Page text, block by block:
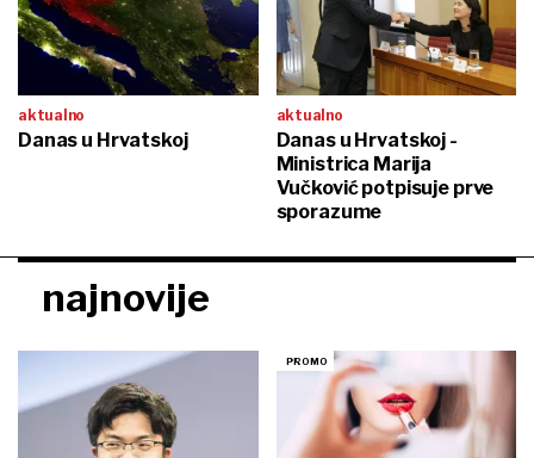
aktualno
Danas u Hrvatskoj
aktualno
Danas u Hrvatskoj -
Ministrica Marija
Vučković potpisuje prve
sporazume
najnovije